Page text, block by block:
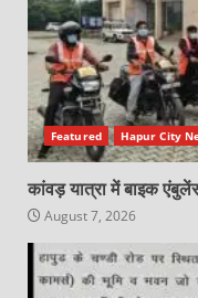
Featured Hapur City
कांवड़ यात्रा में बाइक
August 7, 2026